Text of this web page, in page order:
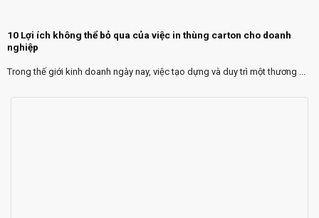
10 Lợi ích không thể bỏ qua của việc in thùng carton cho doanh
nghiệp
Trong thế giới kinh doanh ngày nay, việc tạo dựng và duy trì một thương ...